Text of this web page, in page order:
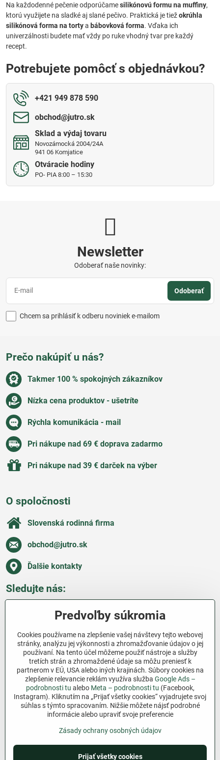
Na každodenné pečenie odporúčamesilikónovú formu na muffiny,
ktorú využijete na sladké aj slané pečivo. Praktická je tiežokrúhla
silikónová forma na tortya bábovková forma. Vďaka ich
univerzálnosti budete mať vždy po ruke vhodný tvar pre každý
recept.
Potrebujete pomôcť s objednávkou?
+421 949 878 590
obchod​@jutro​.sk
Sklad a výdaj tovaru
Novozámocká 2004/24A
941 06 Komjatice
Otváracie hodiny
PO- PIA 8:00 – 15:30
Newsletter
Odoberať naše novinky:
Odoberať
Chcem sa prihlásiť k odberu noviniek e-mailom
Prečo nakúpiť u nás?
Takmer 100 % spokojných zákazníkov
Nízka cena produktov - ušetríte
Rýchla komunikácia - mail
Pri nákupe nad 69 € doprava zadarmo
Pri nákupe nad 39 € darček na výber
O spoločnosti
Slovenská rodinná firma
obchod​@jutro​.sk
Ďalšie kontakty
Sledujte nás:
Všetko o nákupe
Ďakujeme za podporu
Sme slovenský e-shop bez dotácií​. Fungujeme len
vďaka vám – ľuďom, ktorí veria v poctivú prácu a
lásku k pôde​. Každý nákup na Jutro​.sk nám pomáha
pokračovať v tom, čo má zmysel – pomáhať
záhradkárom zadarmo a srdcom​.
©2026Copyright
Predvoľby súkromiaZásady ochrany osobných údajov
Predvoľby súkromia
Cookies používame na zlepšenie vašej návštevy tejto webovej
stránky, analýzu jej výkonnosti a zhromažďovanie údajov o jej
používaní. Na tento účel môžeme použiť nástroje a služby
tretích strán a zhromaždené údaje sa môžu preniesť k
partnerom v EÚ, USA alebo iných krajinách. Súbory cookies na
zlepšenie relevancie reklám využíva služba Google Ads –
podrobnosti tu alebo Meta – podrobnosti tu (Facebook,
Instagram). Kliknutím na „Prijať všetky cookies“ vyjadrujete svoj
súhlas s týmto spracovaním. Nižšie môžete nájsť podrobné
informácie alebo upraviť svoje preferencie
Zásady ochrany osobných údajov
Prijať všetky cookies